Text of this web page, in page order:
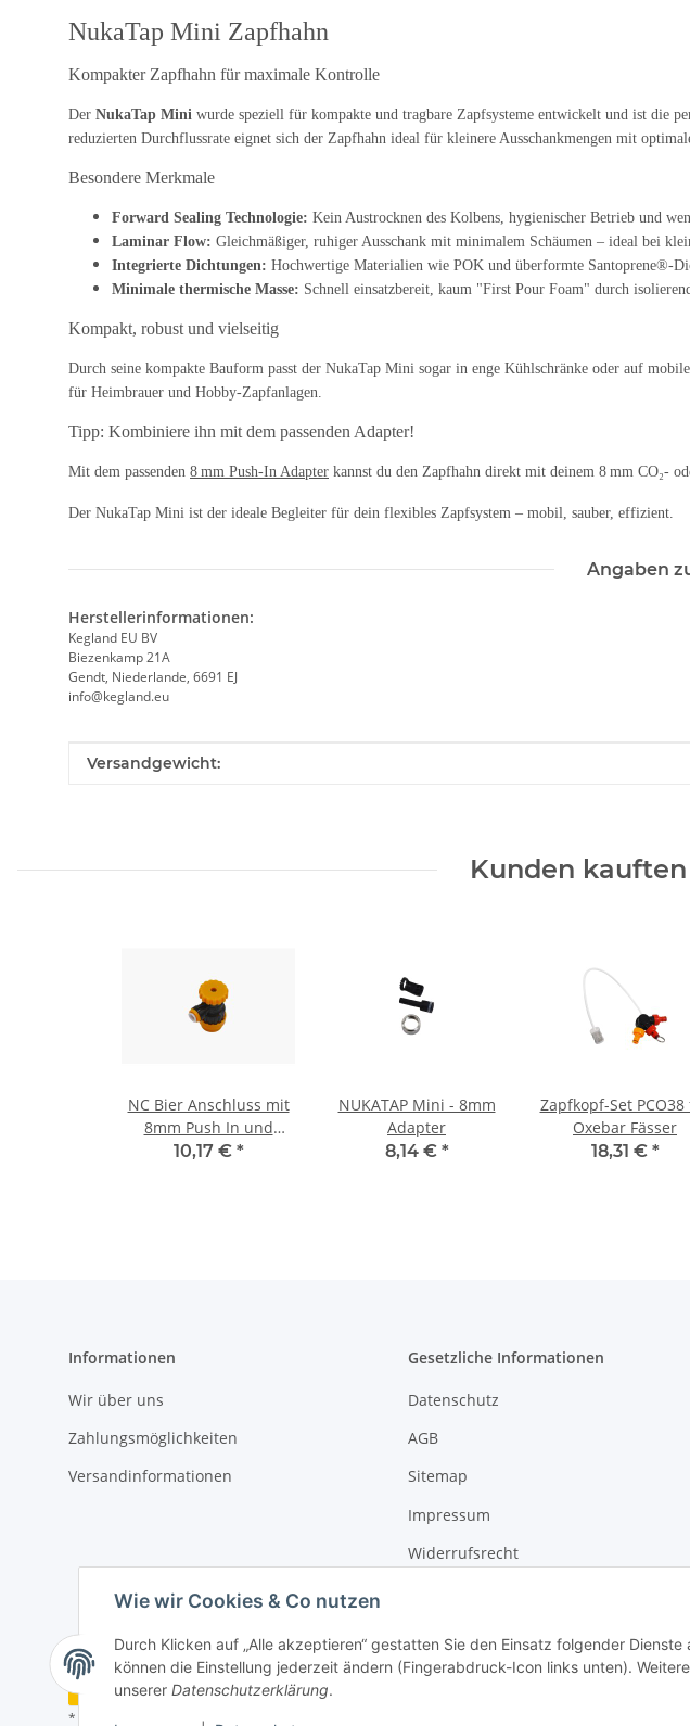
Wie wir Cookies & Co nutzen
Durch Klicken auf „Alle akzeptieren“ gestatten Sie den Einsatz folgender Dienste
können die Einstellung jederzeit ändern (Fingerabdruck-Icon links unten).
unserer Datenschutzerklärung.
NukaTap Mini Zapfhahn
Kompakter Zapfhahn für maximale Kontrolle
Der NukaTap Mini wurde speziell für kompakte und tragbare Zapfsysteme entwickelt und ist die
reduzierten Durchflussrate eignet sich der Zapfhahn ideal für kleinere Ausschankmengen mit
Besondere Merkmale
Forward Sealing Technologie: Kein Austrocknen des Kolbens, hygienischer Betrieb und
Laminar Flow: Gleichmäßiger, ruhiger Ausschank mit minimalem Schäumen – ideal bei
Integrierte Dichtungen: Hochwertige Materialien wie POK und überformte Santoprene®-
Minimale thermische Masse: Schnell einsatzbereit, kaum "First Pour Foam" durch
Kompakt, robust und vielseitig
Durch seine kompakte Bauform passt der NukaTap Mini sogar in enge Kühlschränke oder auf
für Heimbrauer und Hobby-Zapfanlagen.
Tipp: Kombiniere ihn mit dem passenden Adapter!
Mit dem passenden 8 mm Push-In Adapter kannst du den Zapfhahn direkt mit deinem 8 mm CO₂-
Der NukaTap Mini ist der ideale Begleiter für dein flexibles Zapfsystem – mobil, sauber, effizient.
Angaben
Herstellerinformationen:
Kegland EU BV
Biezenkamp 21A
Gendt, Niederlande, 6691 EJ
info@kegland.eu
Produkteigenschaft
Wert
Versandgewicht:
Kunden
NC Bier Anschluss mit
8mm Push In und
Flussregler
10,17 € *
NUKATAP Mini - 8mm
Adapter
8,14 € *
Zapfkopf-Set
Oxebar Fässer
18,31 € *
Informationen
Wir über uns
Zahlungsmöglichkeiten
Versandinformationen
Gesetzliche Informationen
Datenschutz
AGB
Sitemap
Impressum
Widerrufsrecht
Vertrag widerrufen
* Alle Preise inkl. gesetzlicher USt., zzgl.